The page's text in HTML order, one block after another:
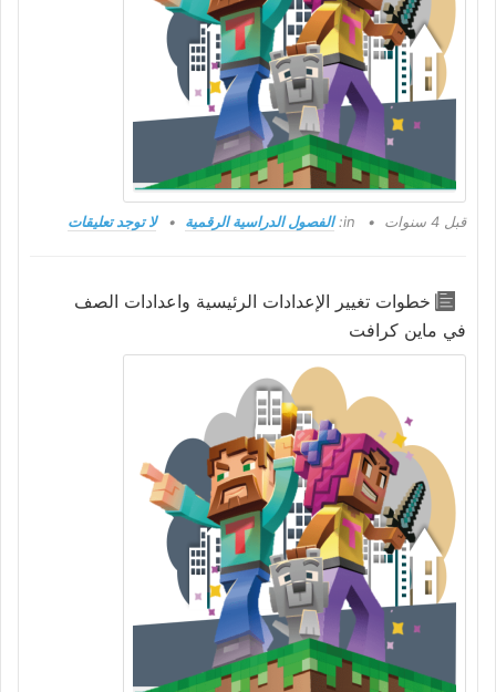
قبل 4 سنوات in: الفصول الدراسية الرقمية لا توجد تعليقات
خطوات تغيير الإعدادات الرئيسية واعدادات الصف
في ماين كرافت